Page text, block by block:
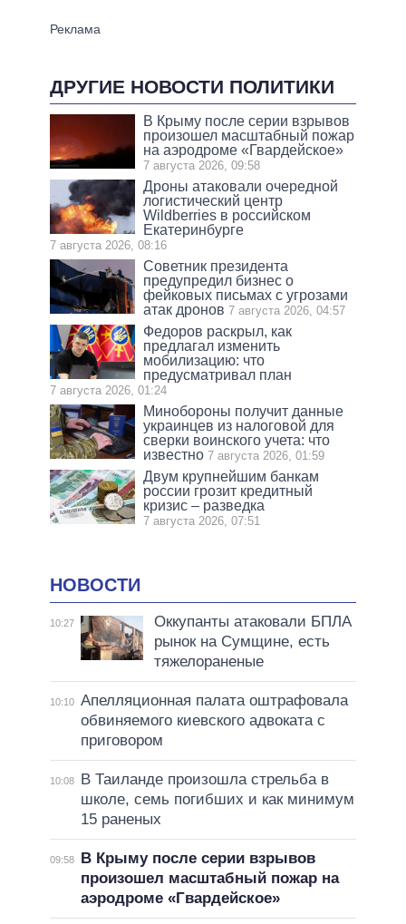
ДРУГИЕ НОВОСТИ ПОЛИТИКИ
В Крыму после серии взрывов
произошел масштабный пожар
на аэродроме «Гвардейское»
7 августа 2026, 09:58
Дроны атаковали очередной
логистический центр
Wildberries в российском
Екатеринбурге
7 августа 2026, 08:16
Советник президента
предупредил бизнес о
фейковых письмах с угрозами
атак дронов 7 августа 2026, 04:57
Федоров раскрыл, как
предлагал изменить
мобилизацию: что
предусматривал план
7 августа 2026, 01:24
Минобороны получит данные
украинцев из налоговой для
сверки воинского учета: что
известно 7 августа 2026, 01:59
Двум крупнейшим банкам
россии грозит кредитный
кризис – разведка
7 августа 2026, 07:51
НОВОСТИ
10:27
Оккупанты атаковали БПЛА
рынок на Сумщине, есть
тяжелораненые
10:10 Апелляционная палата оштрафовала
обвиняемого киевского адвоката с
приговором
10:08
В Таиланде произошла стрельба в
школе, семь погибших и как минимум
15 раненых
09:58
В Крыму после серии взрывов
произошел масштабный пожар на
аэродроме «Гвардейское»